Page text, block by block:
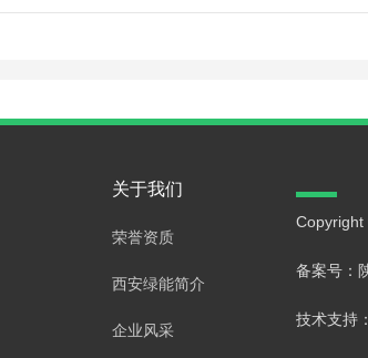
关于我们
荣誉资质
西安绿能简介
企业风采
备案号：
技术支持：